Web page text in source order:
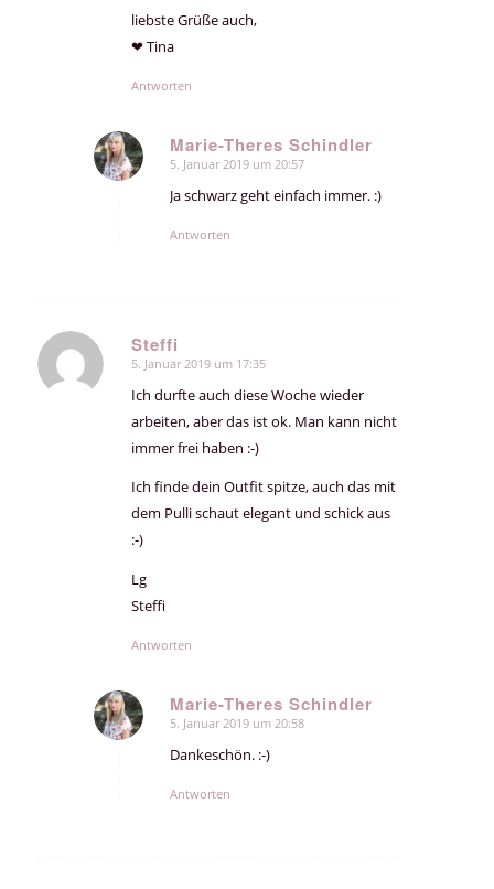
liebste Grüße auch,
❤ Tina
Antworten
Marie-Theres Schindler
sagte:
5. Januar 2019 um 20:57
Ja schwarz geht einfach immer. :)
Antworten
Steffi
sagte:
5. Januar 2019 um 17:35
Ich durfte auch diese Woche wieder
arbeiten, aber das ist ok. Man kann nicht
immer frei haben :-)
Ich finde dein Outfit spitze, auch das mit
dem Pulli schaut elegant und schick aus
:-)
Lg
Steffi
Antworten
Marie-Theres Schindler
sagte:
5. Januar 2019 um 20:58
Dankeschön. :-)
Antworten